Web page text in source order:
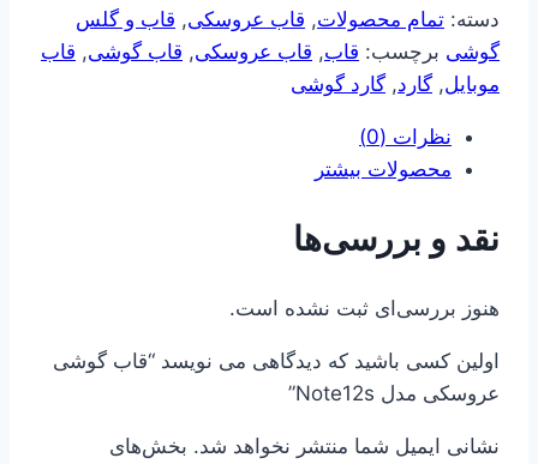
عدد
دسته: تمام محصولات, قاب عروسکی, قاب و گلس
گوشی برچسب: قاب, قاب عروسکی, قاب گوشی, قاب
موبایل, گارد, گارد گوشی
نظرات (0)
محصولات بیشتر
نقد و بررسی‌ها
هنوز بررسی‌ای ثبت نشده است.
اولین کسی باشید که دیدگاهی می نویسد “قاب گوشی
عروسکی مدل Note12s”
نشانی ایمیل شما منتشر نخواهد شد. بخش‌های